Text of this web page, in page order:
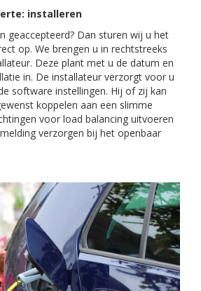
installeren
geaccepteerd? Dan sturen wij u het
op. We brengen u in rechtstreeks
Deze plant met u de datum en
in. De installateur verzorgt voor u
software instellingen. Hij of zij kan
koppelen aan een slimme
voor load balancing uitvoeren
verzorgen bij het openbaar